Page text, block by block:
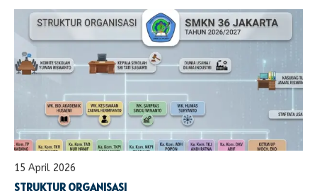
15 April 2026
STRUKTUR ORGANISASI